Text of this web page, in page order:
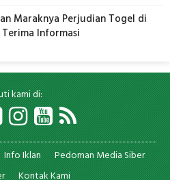
Maraknya Perjudian Togel di
Informasi
kami di:
Info Iklan
Pedoman Media Siber
Kontak Kami